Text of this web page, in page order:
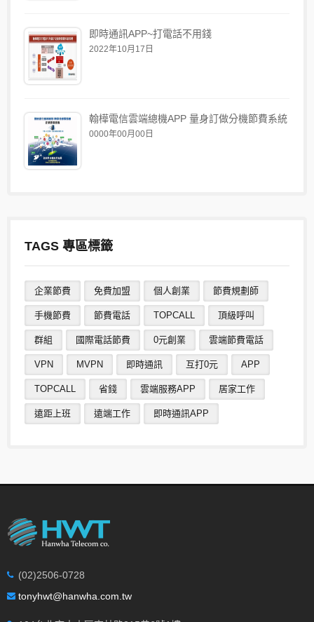
即時通訊APP~打電話不用錢
2022年10月17日
翰樺電信雲端總機APP 量身訂做分機節費系統
0000年00月00日
TAGS 專區標籤
企業節費 免費加盟 個人創業 節費規劃師
手機節費 節費電話 TOPCALL 頂級呼叫
群組 國際電話節費 0元創業 雲端節費電話
VPN MVPN 即時通訊 互打0元 APP
TOPCALL 省錢 雲端服務APP 居家工作
遠距上班 遠端工作 即時通訊APP
(02)2506-0728
tonyhwt@hanwha.com.tw